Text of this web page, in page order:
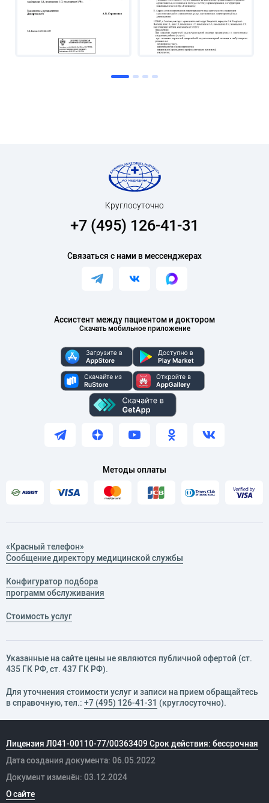
Ассистент между пациентом и доктором
Скачать мобильное приложение
Круглосуточно
+7 (495) 126-41-31
Связаться с нами в мессенджерах
Методы оплаты
«Красный телефон»
Сообщение директору медицинской службы
Конфигуратор подбора
программ обслуживания
Стоимость услуг
Указанные на сайте цены не являются публичной офертой (ст.
435 ГК РФ, cт. 437 ГК РФ).
Для уточнения стоимости услуг и записи на прием обращайтесь
в справочную, тел.: +7 (495) 126-41-31 (круглосуточно).
Лицензия Л041-00110-77/00363409 Срок действия: бессрочная
Дата создания документа: 06.05.2022
Документ изменён: 03.12.2024
О сайте